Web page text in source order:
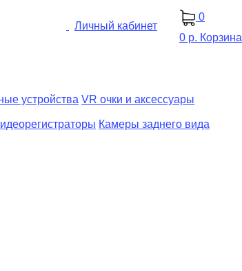
Личный кабинет
0
0 р. Корзина
устройства VR очки и аксессуары
Камеры заднего вида